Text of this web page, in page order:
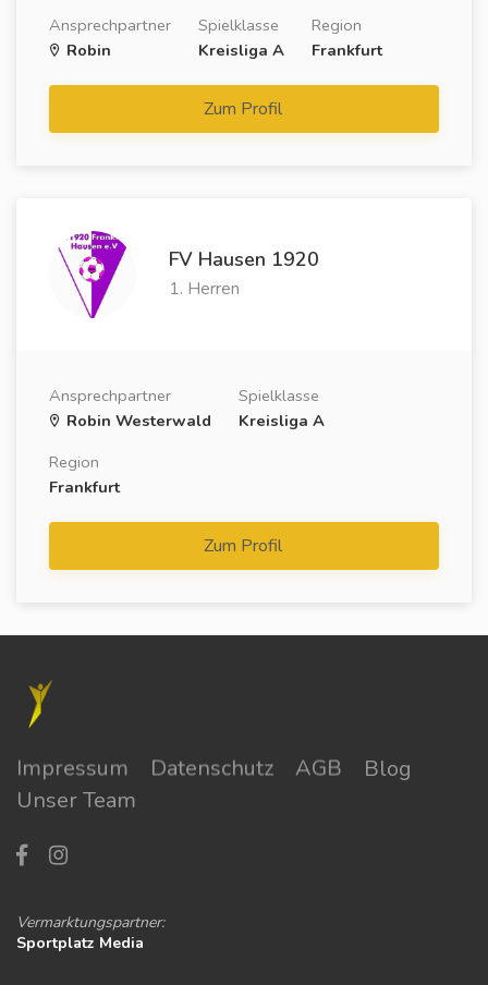
Ansprechpartner
Robin
Spielklasse
Kreisliga A
Region
Frankfurt
Zum Profil
FV Hausen 1920
1. Herren
Ansprechpartner
Robin Westerwald
Spielklasse
Kreisliga A
Region
Frankfurt
Zum Profil
Impressum Datenschutz AGB
Blog
Unser Team
Vermarktungspartner:
Sportplatz Media